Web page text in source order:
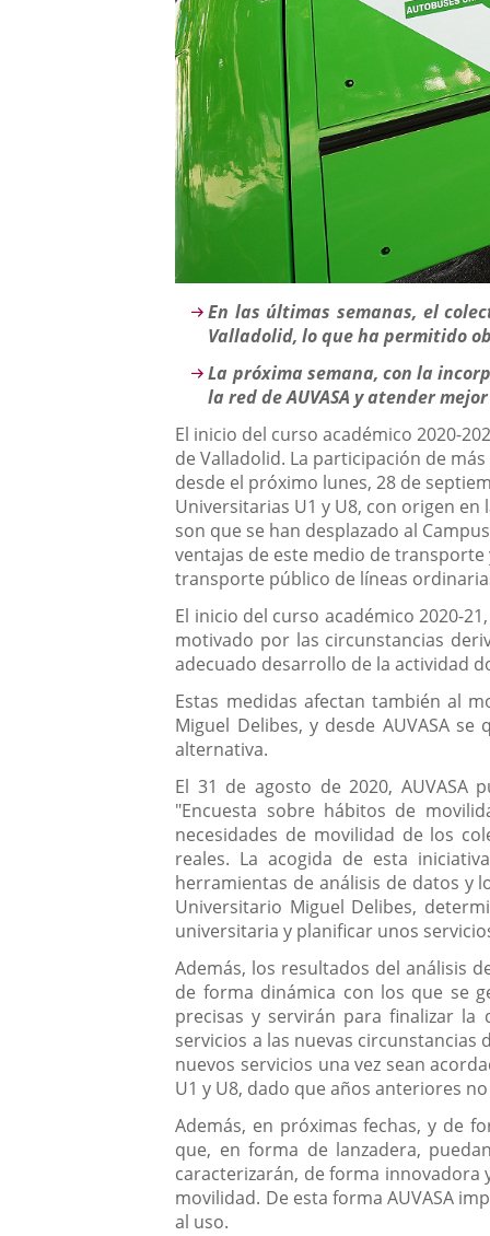
Descripción
En las últimas semanas, el
Valladolid, lo que ha permitido
La próxima semana, con la
la red de AUVASA y atender
El inicio del curso académico 2020-
de Valladolid. La participación de
desde el próximo lunes, 28 de
Universitarias U1 y U8, con origen en
son que se han desplazado al
ventajas de este medio de
transporte público de líneas
El inicio del curso académico 2020-
motivado por las circunstancias
adecuado desarrollo de la actividad
Estas medidas afectan también al
Miguel Delibes, y desde AUVASA
alternativa.
El 31 de agosto de 2020,
"Encuesta sobre hábitos de
necesidades de movilidad de los
reales. La acogida de esta
herramientas de análisis de datos y
Universitario Miguel Delibes,
universitaria y planificar unos
Además, los resultados del análisis
de forma dinámica con los que se
precisas y servirán para finalizar la
servicios a las nuevas
nuevos servicios una vez sean
U1 y U8, dado que años anteriores
Además, en próximas fechas, y de
que, en forma de lanzadera,
caracterizarán, de forma innovadora
movilidad. De esta forma AUVASA
al uso.